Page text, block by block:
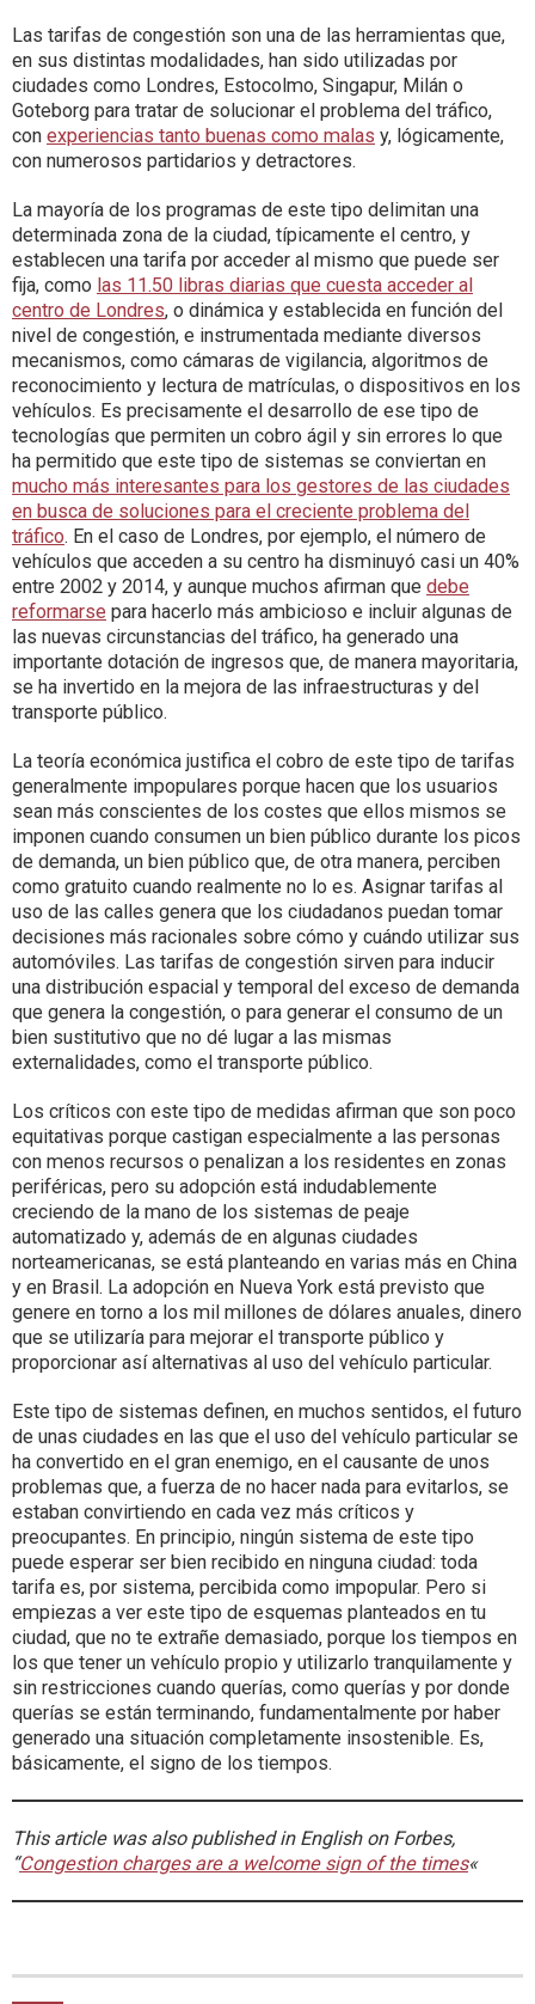
Las tarifas de congestión son una de las herramientas que,
en sus distintas modalidades, han sido utilizadas por
ciudades como Londres, Estocolmo, Singapur, Milán o
Goteborg para tratar de solucionar el problema del tráfico,
con experiencias tanto buenas como malas y, lógicamente,
con numerosos partidarios y detractores.
La mayoría de los programas de este tipo delimitan una
determinada zona de la ciudad, típicamente el centro, y
establecen una tarifa por acceder al mismo que puede ser
fija, como las 11.50 libras diarias que cuesta acceder al
centro de Londres, o dinámica y establecida en función del
nivel de congestión, e instrumentada mediante diversos
mecanismos, como cámaras de vigilancia, algoritmos de
reconocimiento y lectura de matrículas, o dispositivos en los
vehículos. Es precisamente el desarrollo de ese tipo de
tecnologías que permiten un cobro ágil y sin errores lo que
ha permitido que este tipo de sistemas se conviertan en
mucho más interesantes para los gestores de las ciudades
en busca de soluciones para el creciente problema del
tráfico. En el caso de Londres, por ejemplo, el número de
vehículos que acceden a su centro ha disminuyó casi un 40%
entre 2002 y 2014, y aunque muchos afirman que debe
reformarse para hacerlo más ambicioso e incluir algunas de
las nuevas circunstancias del tráfico, ha generado una
importante dotación de ingresos que, de manera mayoritaria,
se ha invertido en la mejora de las infraestructuras y del
transporte público.
La teoría económica justifica el cobro de este tipo de tarifas
generalmente impopulares porque hacen que los usuarios
sean más conscientes de los costes que ellos mismos se
imponen cuando consumen un bien público durante los picos
de demanda, un bien público que, de otra manera, perciben
como gratuito cuando realmente no lo es. Asignar tarifas al
uso de las calles genera que los ciudadanos puedan tomar
decisiones más racionales sobre cómo y cuándo utilizar sus
automóviles. Las tarifas de congestión sirven para inducir
una distribución espacial y temporal del exceso de demanda
que genera la congestión,​ o para generar el consumo de un
bien sustitutivo que no dé lugar a las mismas
externalidades, como el transporte público.
Los críticos con este tipo de medidas afirman que son poco
equitativas porque castigan especialmente a las personas
con menos recursos o penalizan a los residentes en zonas
periféricas, pero su adopción está indudablemente
creciendo de la mano de los sistemas de peaje
automatizado y, además de en algunas ciudades
norteamericanas, se está planteando en varias más en China
y en Brasil. La adopción en Nueva York está previsto que
genere en torno a los mil millones de dólares anuales, dinero
que se utilizaría para mejorar el transporte público y
proporcionar así alternativas al uso del vehículo particular.
Este tipo de sistemas definen, en muchos sentidos, el futuro
de unas ciudades en las que el uso del vehículo particular se
ha convertido en el gran enemigo, en el causante de unos
problemas que, a fuerza de no hacer nada para evitarlos, se
estaban convirtiendo en cada vez más críticos y
preocupantes. En principio, ningún sistema de este tipo
puede esperar ser bien recibido en ninguna ciudad: toda
tarifa es, por sistema, percibida como impopular. Pero si
empiezas a ver este tipo de esquemas planteados en tu
ciudad, que no te extrañe demasiado, porque los tiempos en
los que tener un vehículo propio y utilizarlo tranquilamente y
sin restricciones cuando querías, como querías y por donde
querías se están terminando, fundamentalmente por haber
generado una situación completamente insostenible. Es,
básicamente, el signo de los tiempos.
This article was also published in English on Forbes,
“Congestion charges are a welcome sign of the times«